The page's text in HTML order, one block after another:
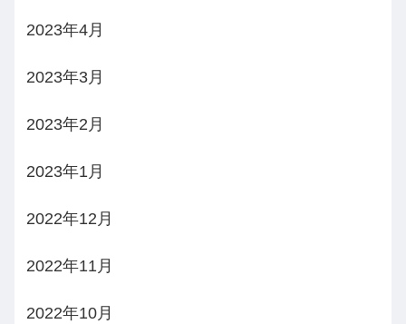
2023年4月
2023年3月
2023年2月
2023年1月
2022年12月
2022年11月
2022年10月